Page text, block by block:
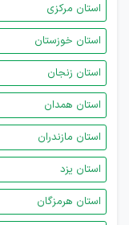
استان مرکزی
استان خوزستان
استان زنجان
استان همدان
استان مازندران
استان یزد
استان هرمزگان